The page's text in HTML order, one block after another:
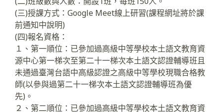
(三)授課方式：Google Meet線上研習(課程網址將於課
前通知中說明)
(四)報名資格：
１、第一順位：已參加過高級中等學校本土語文教育資
源中心第一梯次至第二十一梯次本土語文認證輔導班且
未通過臺灣台語中高級認證之高級中等學校現職合格教
師(以參與過第二十一梯次本土語文認證輔導班為優
先)。
２、第二順位：已參加過高級中等學校本土語文教育資